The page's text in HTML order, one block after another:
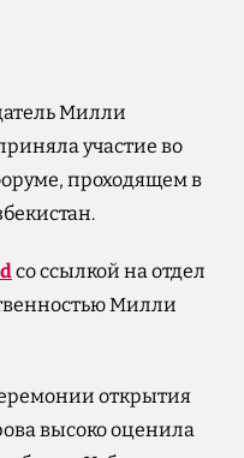
Милли
участие во
проходящем в
со ссылкой на отдел
Милли
открытия
высоко оценила